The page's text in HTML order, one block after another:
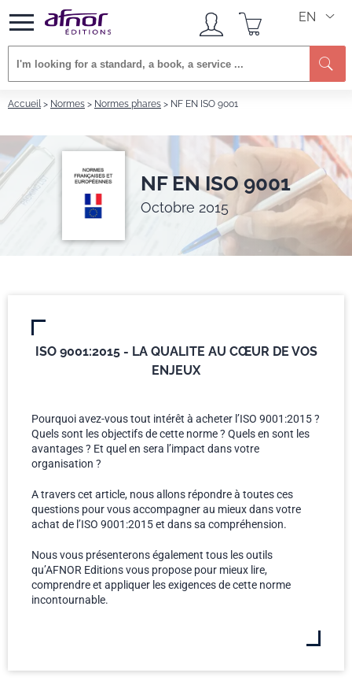
EN
Accueil Normes Normes phares NF EN ISO 9001
NF EN ISO 9001
Octobre 2015
ISO 9001:2015 - LA QUALITE AU CŒUR DE VOS
ENJEUX
Pourquoi avez-vous tout intérêt à acheter l’ISO 9001:2015 ?
Quels sont les objectifs de cette norme ? Quels en sont les
avantages ? Et quel en sera l’impact dans votre
organisation ?
A travers cet article, nous allons répondre à toutes ces
questions pour vous accompagner au mieux dans votre
achat de l’ISO 9001:2015 et dans sa compréhension.
Nous vous présenterons également tous les outils
qu’AFNOR Editions vous propose pour mieux lire,
comprendre et appliquer les exigences de cette norme
incontournable.